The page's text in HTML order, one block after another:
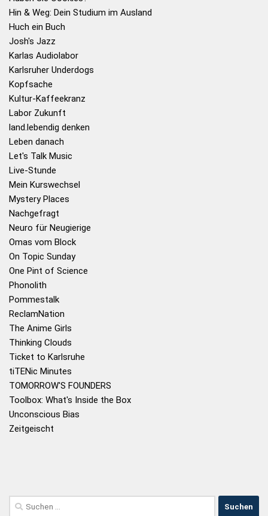
Hin & Weg: Dein Studium im Ausland
Huch ein Buch
Josh's Jazz
Karlas Audiolabor
Karlsruher Underdogs
Kopfsache
Kultur-Kaffeekranz
Labor Zukunft
land.lebendig denken
Leben danach
Let's Talk Music
Live-Stunde
Mein Kurswechsel
Mystery Places
Nachgefragt
Neuro für Neugierige
Omas vom Block
On Topic Sunday
One Pint of Science
Phonolith
Pommestalk
ReclamNation
The Anime Girls
Thinking Clouds
Ticket to Karlsruhe
tiTENic Minutes
TOMORROW'S FOUNDERS
Toolbox: What's Inside the Box
Unconscious Bias
Zeitgeischt